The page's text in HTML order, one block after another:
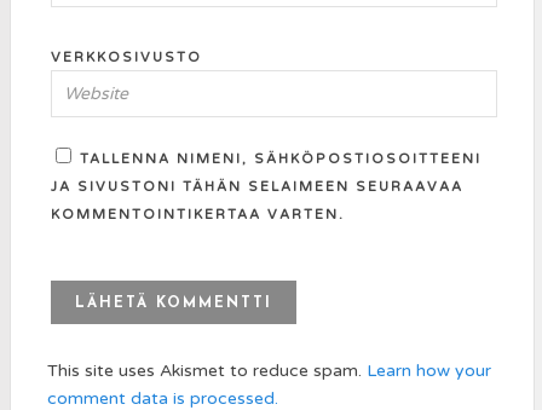
VERKKOSIVUSTO
TALLENNA NIMENI, SÄHKÖPOSTIOSOITTEENI
JA SIVUSTONI TÄHÄN SELAIMEEN SEURAAVAA
KOMMENTOINTIKERTAA VARTEN.
This site uses Akismet to reduce spam. Learn how your
comment data is processed.